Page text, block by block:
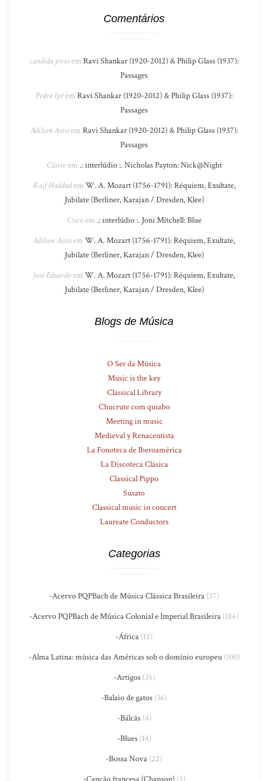
Comentários
candida piresem Ravi Shankar (1920-2012) & Philip Glass (1937):
Passages
Pedro Ipêem Ravi Shankar (1920-2012) & Philip Glass (1937):
Passages
Adilson Assisem Ravi Shankar (1920-2012) & Philip Glass (1937):
Passages
Cássioem .: interlúdio :. Nicholas Payton: Nick@Night
Raif Haddadem W. A. Mozart (1756-1791): Réquiem, Exultate,
Jubilate (Berliner, Karajan / Dresden, Klee)
Ciscoem .: interlúdio :. Joni Mitchell: Blue
Adilson Assisem W. A. Mozart (1756-1791): Réquiem, Exultate,
Jubilate (Berliner, Karajan / Dresden, Klee)
José Eduardoem W. A. Mozart (1756-1791): Réquiem, Exultate,
Jubilate (Berliner, Karajan / Dresden, Klee)
Blogs de Música
O Ser da Música
Music is the key
Classical Library
Chucrute com quiabo
Meeting in music
Medieval y Renacentista
La Fonoteca de Iberoamérica
La Discoteca Clásica
Classical Pippo
Susato
Classical music in concert
Laureate Conductors
Categorias
-Acervo PQPBach de Música Clássica Brasileira (37)
-Acervo PQPBach de Música Colonial e Imperial Brasileira (186)
-África (12)
-Alma Latina: música das Américas sob o domínio europeu(100)
-Artigos(35)
-Balaio de gatos (36)
-Bálcãs(4)
-Blues(14)
-Bossa Nova (22)